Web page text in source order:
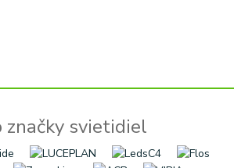
značky svietidiel